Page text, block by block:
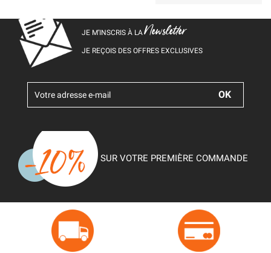
JE M’INSCRIS À LANewsletter
JE REÇOIS DES OFFRES EXCLUSIVES
SUR VOTRE PREMIÈRE COMMANDE